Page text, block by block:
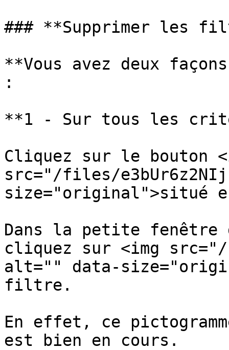
### **Supprimer les
**Vous avez deux
:
**1 - Sur tous les
Cliquez sur le bouton
src="/files/
size="original">situé
Dans la petite
cliquez sur <img src="/
alt="" data-
filtre.
En effet, ce
est bien en cours.